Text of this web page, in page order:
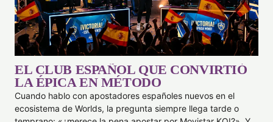
EL CLUB ESPAÑOL QUE CONVIRTIÓ
LA ÉPICA EN MÉTODO
Cuando hablo con apostadores españoles nuevos en el
ecosistema de Worlds, la pregunta siempre llega tarde o